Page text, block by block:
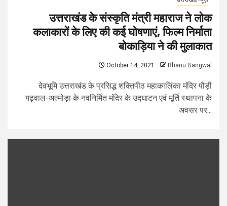
उत्तराखंड के संस्कृति मंत्री महाराज ने लोक
कलाकारों के लिए की कई घोषणाएं, फिल्म निर्माता
बोकाड़िया ने की मुलाकात
October 14, 2021 Bhanu Bangwal
देवभूमि उत्तराखंड के प्रसिद्ध शक्तिपीठ महाकालिंका मंदिर पौड़ी
गढ़वाल-अल्मोड़ा के नवनिर्मित मंदिर के उद्घाटन एवं मूर्ति स्थापना के
अवसर पर...